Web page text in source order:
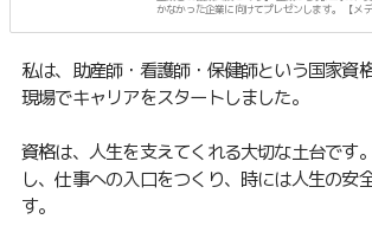
かなかった企業に向けてプレゼンします。 【メディア戦略】 プレスリリース
ートは、3人のママ。
私は、助産師・看護師・保健師という国家資
現場でキャリアをスタートしました。
資格は、人生を支えてくれる大切な土台です
し、仕事への入口をつくり、時には人生の安
す。